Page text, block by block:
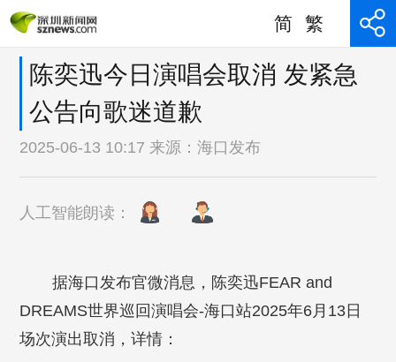
简 繁
陈奕迅今日演唱会取消 发紧急
公告向歌迷道歉
2025-06-13 10:17 来源：海口发布
人工智能朗读：
据海口发布官微消息，陈奕迅FEAR and
DREAMS世界巡回演唱会-海口站2025年6月13日
场次演出取消，详情：